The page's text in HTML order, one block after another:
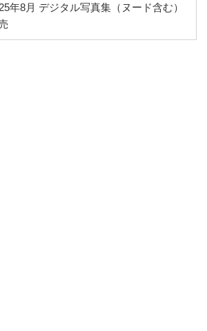
年8月 デジタル写真集（ヌード含む）